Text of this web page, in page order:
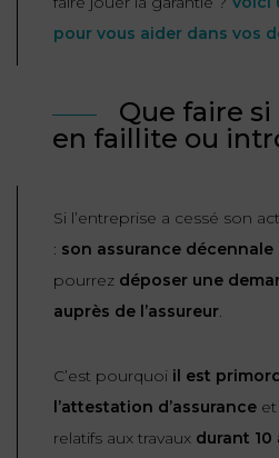
pour vous aider dans vos
Que faire si
en faillite ou
Si l’entreprise a cessé son
: son assurance décennale
pourrez déposer une
auprès de l’assureur.
C’est pourquoi il est
l’attestation d’assurance
relatifs aux travaux durant 10